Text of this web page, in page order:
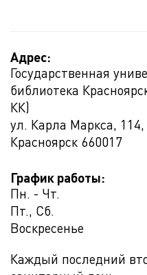
Адрес:
Государственная
библиотека
КК)
ул. Карла Маркса, 114,
Красноярск 660017
График работы:
Пн. - Чт.
Пт., Сб.
Воскресенье
Каждый последний